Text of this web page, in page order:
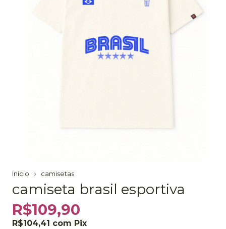
Início camisetas
camiseta brasil esportiva
R$109,90
R$104,41 com Pix